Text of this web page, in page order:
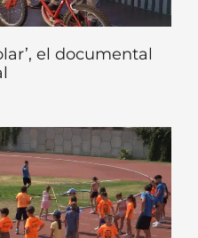
el documental